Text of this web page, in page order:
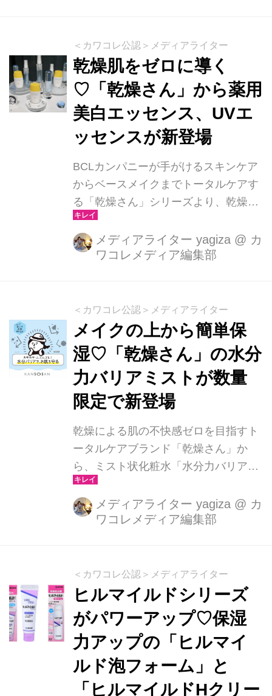
去し、なめらかな肌へと整えてくれま
す。肌をひきしめる成分も配合されて
いることから、毛穴が気になる方にも
おすすめのアイテムです。 使い方は簡
単で、ポンプ2回分をコットンにと
り、顔全体をふき取るだけ。小鼻やあ
ご・頬などざらつきが気になる部分は
より丁寧にふき取るのがおすすめ。と
ろみがあるので摩擦が気にならず、
手...
＜カワコレ公認＞メディアライター
乾燥肌をゼロに導く
♡「乾燥さん」から薬用
美白エッセンス、UVエ
ッセンスが新登場
BCLカンパニーが手がけるスキンケア
からベースメイクまでトータルケアす
る「乾燥さん」シリーズより、乾燥に
よる肌荒れを防ぎ、潤いに満ちた透明
感のある肌へと導く薬用美白＊1エッ
センス、 スキンケアのように使える乾
に発売されます。
メディアライター yagiza @ カ
ワコレメディア編集部
＜カワコレ公認＞メディアライター
メイクの上から簡単保
湿♡「乾燥さん」の水分
力バリアミストが数量
限定で新登場
乾燥による肌の不快感ゼロを目指すト
ータルケアブランド「乾燥さん」か
ら、ミスト状化粧水「水分力バリアミ
スト」が2025年1月14日に数量限定で
発売されます。
メディアライター yagiza @ カ
ワコレメディア編集部
＜カワコレ公認＞メディアライター
ヒルマイルドシリーズ
がパワーアップ♡保湿
力アップの「ヒルマイ
ルド泡フォーム」と
「ヒルマイルドHクリー